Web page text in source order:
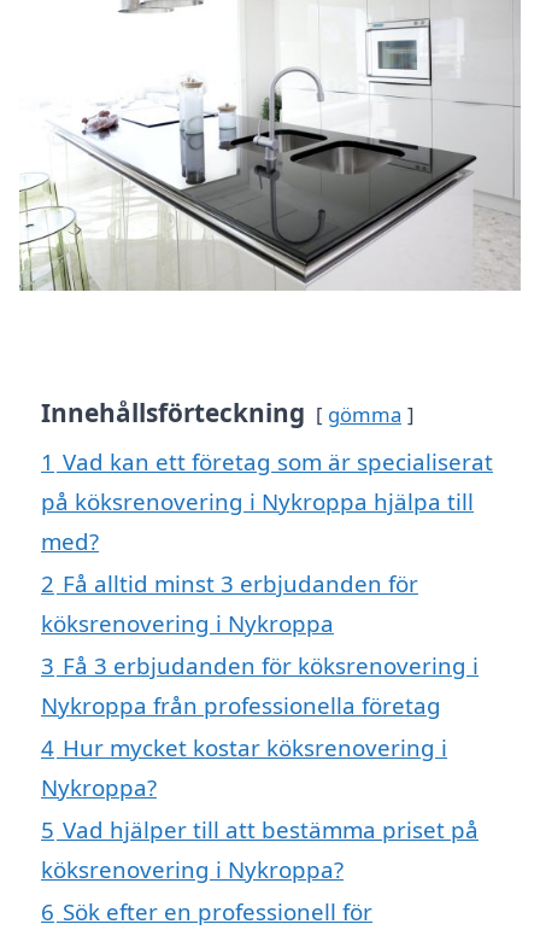
Innehållsförteckning gömma
1 Vad kan ett företag som är specialiserat
på köksrenovering i Nykroppa hjälpa till
med?
2 Få alltid minst 3 erbjudanden för
köksrenovering i Nykroppa
3 Få 3 erbjudanden för köksrenovering i
Nykroppa från professionella företag
4 Hur mycket kostar köksrenovering i
Nykroppa?
5 Vad hjälper till att bestämma priset på
köksrenovering i Nykroppa?
6 Sök efter en professionell för